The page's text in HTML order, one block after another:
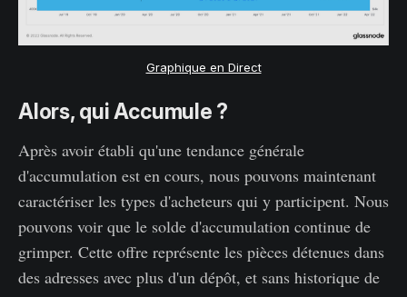
Graphique en Direct
Alors, qui Accumule ?
Après avoir établi qu'une tendance générale
d'accumulation est en cours, nous pouvons maintenant
caractériser les types d'acheteurs qui y participent. Nous
pouvons voir que le solde d'accumulation continue de
grimper. Cette offre représente les pièces détenues dans
des adresses avec plus d'un dépôt, et sans historique de